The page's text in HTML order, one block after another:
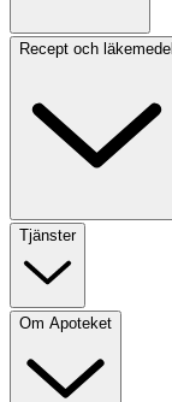
Recept och läkemedel
Tjänster
Om Apoteket